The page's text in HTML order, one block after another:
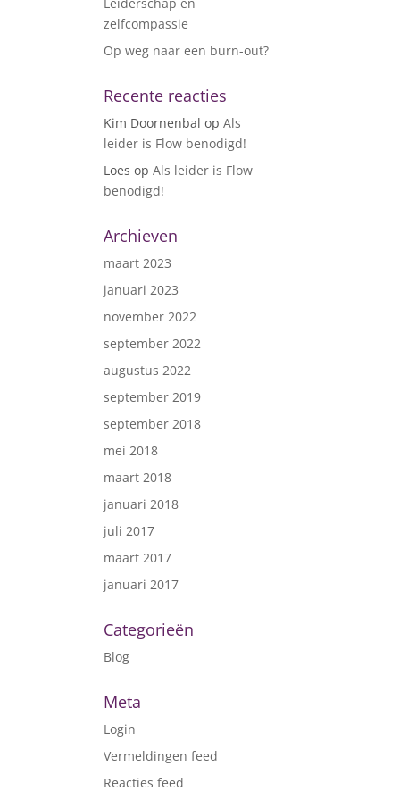
zelfcompassie
Op weg naar een burn-out?
Recente reacties
Kim Doornenbal op Als
leider is Flow benodigd!
Loes op Als leider is Flow
benodigd!
Archieven
maart 2023
januari 2023
november 2022
september 2022
augustus 2022
september 2019
september 2018
mei 2018
maart 2018
januari 2018
juli 2017
maart 2017
januari 2017
Categorieën
Blog
Meta
Login
Vermeldingen feed
Reacties feed